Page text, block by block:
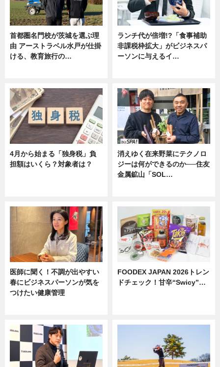
首都圏名門校が茨城を選ぶ理
由 アーストラベル水戸が仕掛
ける、教育旅行の…
ランチ代が倍増!?「食事補助
非課税枠拡大」がビジネスパ
ーソンに与えるイ…
4月から始まる「独身税」負
担額はいくら？対象者は？
消えゆく在来野菜にテクノロ
ジーは何ができるのか──住友
金属鉱山「SOL…
医師に聞く！不調が出やすい
春にビジネスパーソンが気を
つけたい健康管理
FOODEX JAPAN 2026トレン
ドチェック！甘辛“Swicy”…